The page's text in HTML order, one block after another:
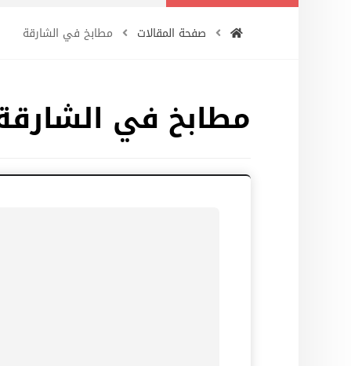
صفحة المقالات مطابخ في الشارقة
مطابخ في